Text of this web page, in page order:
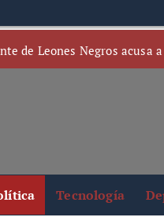
de Leones Negros acusa
Tecnología